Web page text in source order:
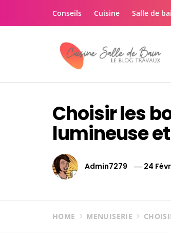
Conseils Cuisine Salle de
Choisir les
lumineuse
Admin7279 24
HOME MENUISERIE